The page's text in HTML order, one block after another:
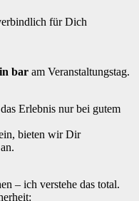
für Dich
bar am Veranstaltungstag.
Erlebnis nur bei gutem
bieten wir Dir
an.
– ich verstehe das total.